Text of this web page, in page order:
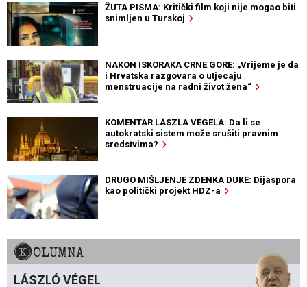
ŽUTA PISMA: Kritički film koji nije mogao biti
snimljen u Turskoj
NAKON ISKORAKA CRNE GORE: „Vrijeme je da
i Hrvatska razgovara o utjecaju
menstruacije na radni život žena“
KOMENTAR LÁSZLA VÉGELA: Da li se
autokratski sistem može srušiti pravnim
sredstvima?
DRUGO MIŠLJENJE ZDENKA DUKE: Dijaspora
kao politički projekt HDZ-a
KOLUMNA
LÁSZLÓ VÉGEL